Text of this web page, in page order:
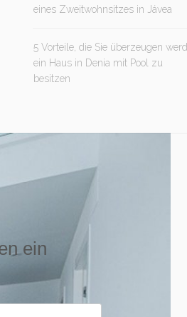
eines Zweitwohnsitzes in Jávea
5 Vorteile, die Sie überzeugen
ein Haus in Denia mit Pool zu
besitzen
ein